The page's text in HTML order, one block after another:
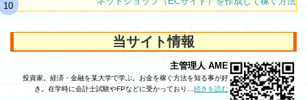
当サイト情報
主管理人 AME
投資家。経済・金融を某大学で学ぶ。お金を稼ぐ方法を知る事が好
き。在学時に会計士試験やFPなどに受かっており… 続きを読む